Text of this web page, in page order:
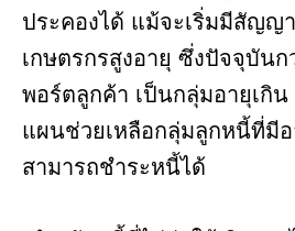
ประคองได้ แม้จะเริ่มมีสัญ
เกษตรกรสูงอายุ ซึ่งปัจจุบัน
พอร์ตลูกค้า เป็นกลุ่มอายุเกิ
แผนช่วยเหลือกลุ่มลูกหนี้ที่มีอ
สามารถชำระหนี้ได้